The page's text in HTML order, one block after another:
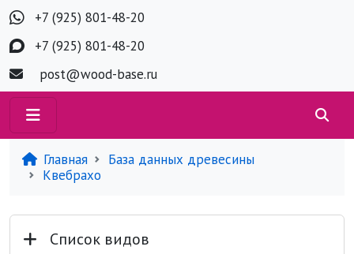
+7 (925) 801-48-20
+7 (925) 801-48-20
post@wood-base.ru
Главная
База данных древесины
Квебрахо
Список видов